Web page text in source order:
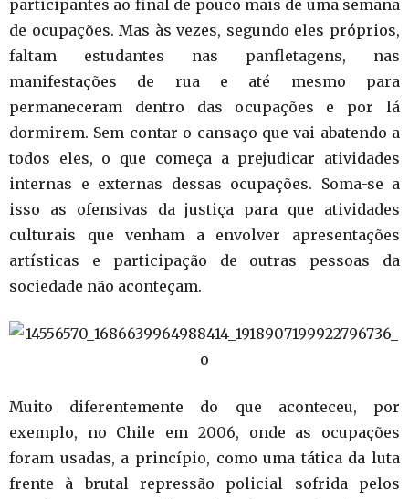
participantes ao final de pouco mais de uma semana
de ocupações. Mas às vezes, segundo eles próprios,
faltam estudantes nas panfletagens, nas
manifestações de rua e até mesmo para
permaneceram dentro das ocupações e por lá
dormirem. Sem contar o cansaço que vai abatendo a
todos eles, o que começa a prejudicar atividades
internas e externas dessas ocupações. Soma-se a
isso as ofensivas da justiça para que atividades
culturais que venham a envolver apresentações
artísticas e participação de outras pessoas da
sociedade não aconteçam.
Muito diferentemente do que aconteceu, por
exemplo, no Chile em 2006, onde as ocupações
foram usadas, a princípio, como uma tática da luta
frente à brutal repressão policial sofrida pelos